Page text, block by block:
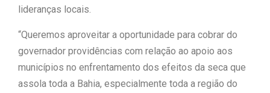
lideranças locais.
“Queremos aproveitar a oportunidade para cobrar do
governador providências com relação ao apoio aos
municípios no enfrentamento dos efeitos da seca que
assola toda a Bahia, especialmente toda a região do